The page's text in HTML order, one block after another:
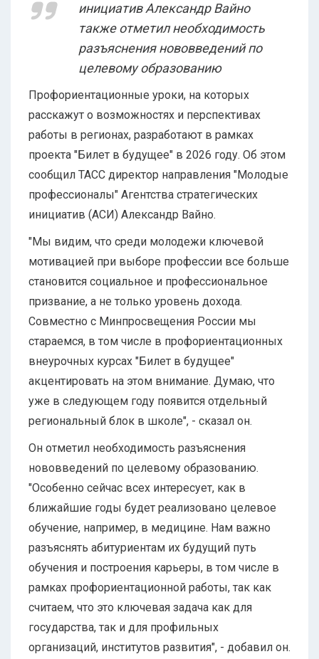
инициатив Александр Вайно
также отметил необходимость
разъяснения нововведений по
целевому образованию
Профориентационные уроки, на которых
расскажут о возможностях и перспективах
работы в регионах, разработают в рамках
проекта "Билет в будущее" в 2026 году. Об этом
сообщил ТАСС директор направления "Молодые
профессионалы" Агентства стратегических
инициатив (АСИ) Александр Вайно.
"Мы видим, что среди молодежи ключевой
мотивацией при выборе профессии все больше
становится социальное и профессиональное
призвание, а не только уровень дохода.
Совместно с Минпросвещения России мы
стараемся, в том числе в профориентационных
внеурочных курсах "Билет в будущее"
акцентировать на этом внимание. Думаю, что
уже в следующем году появится отдельный
региональный блок в школе", - сказал он.
Он отметил необходимость разъяснения
нововведений по целевому образованию.
"Особенно сейчас всех интересует, как в
ближайшие годы будет реализовано целевое
обучение, например, в медицине. Нам важно
разъяснять абитуриентам их будущий путь
обучения и построения карьеры, в том числе в
рамках профориентационной работы, так как
считаем, что это ключевая задача как для
государства, так и для профильных
организаций, институтов развития", - добавил он.